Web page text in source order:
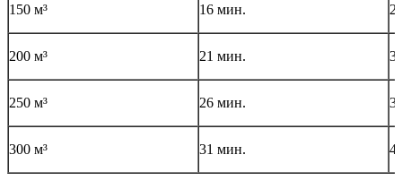
150 м³ 16 мин.
200 м³ 21 мин.
250 м³ 26 мин.
300 м³ 31 мин.